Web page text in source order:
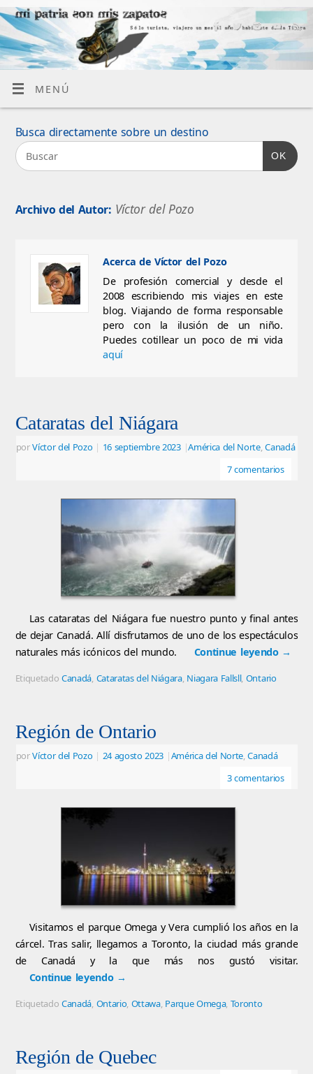
MENÚ
Busca directamente sobre un destino
OK
Archivo del Autor: Víctor del Pozo
Acerca de Víctor del Pozo
De profesión comercial y desde el
2008 escribiendo mis viajes en este
blog. Viajando de forma responsable
pero con la ilusión de un niño.
Puedes cotillear un poco de mi vida
aquí
Cataratas del Niágara
porVíctor del Pozo | 16 septiembre 2023 |América del Norte,Canadá
7 comentarios
Las cataratas del Niágara fue nuestro punto y final antes
de dejar Canadá. Allí disfrutamos de uno de los espectáculos
naturales más icónicos del mundo.
Continue leyendo →
EtiquetadoCanadá, Cataratas del Niágara, Niagara Fallsll, Ontario
Región de Ontario
porVíctor del Pozo | 24 agosto 2023 |América del Norte,Canadá
3 comentarios
Visitamos el parque Omega y Vera cumplió los años en la
cárcel. Tras salir, llegamos a Toronto, la ciudad más grande
de Canadá y la que más nos gustó visitar.
Continue leyendo →
EtiquetadoCanadá, Ontario, Ottawa, Parque Omega, Toronto
Región de Quebec